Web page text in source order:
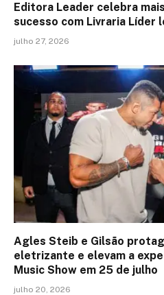
Editora Leader celebra
sucesso com Livraria Líder
julho 27, 2026
Agles Steib e Gilsão
eletrizante e elevam a
Music Show em 25 de julho
julho 20, 2026